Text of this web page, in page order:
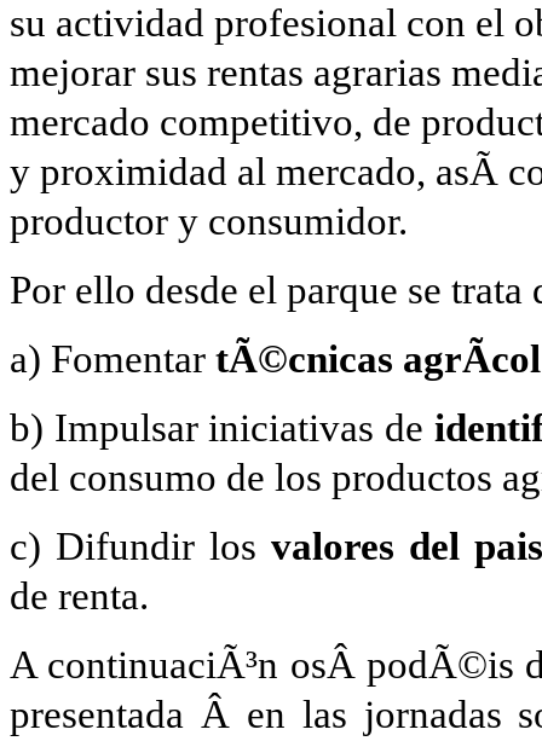
su actividad profesional con el
mejorar sus rentas agrarias
mercado competitivo, de
y proximidad al mercado, asÃ­
productor y consumidor.
Por ello desde el parque se trata
a) Fomentar tÃ©cnicas
b) Impulsar iniciativas de
del consumo de los productos
c) Difundir los valores del
de renta.
A continuaciÃ³n osÂ podÃ©is
presentada Â en las jornadas